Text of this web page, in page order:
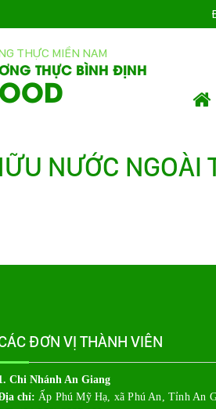
THỰC MIỀN NAM
THỰC BÌNH ĐỊNH
NƯỚC NGOÀI
ĐƠN VỊ THÀNH VIÊN
Chi Nhánh An Giang
chỉ: Ấp Phú Mỹ Hạ, xã Phú An, Tỉnh An